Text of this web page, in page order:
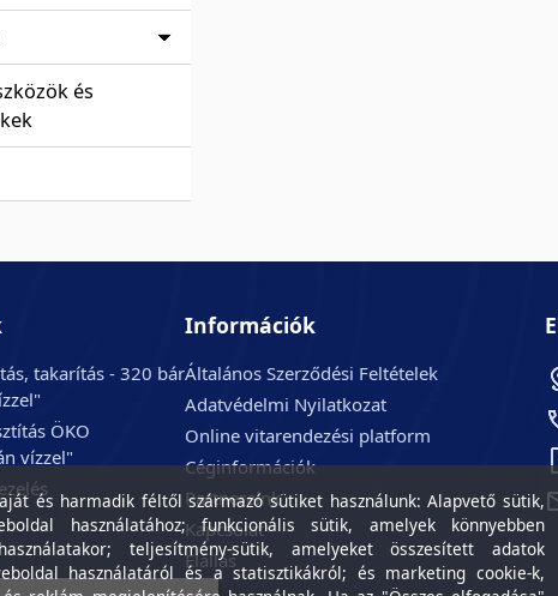
és
takarítás - 320 bár
ÖKO
vízzel"
Információk
Általános Szerződési Feltételek
Adatvédelmi Nyilatkozat
Online vitarendezési platform
Céginformációk
Partnereink
Kapcsolat
Elállás
és harmadik féltől származó sütiket használunk: Alapvető sütik,
használatához; funkcionális sütik, amelyek könnyebben
teljesítmény-sütik, amelyeket összesített adatok
használatáról és a statisztikákról; és marketing cookie-k,